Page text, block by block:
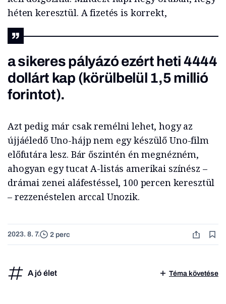
héten keresztül. A fizetés is korrekt,
a sikeres pályázó ezért heti 4444
dollárt kap (körülbelül 1,5 millió
forintot).
Azt pedig már csak remélni lehet, hogy az
újjáéledő Uno-hájp nem egy készülő Uno-film
előfutára lesz. Bár őszintén én megnézném,
ahogyan egy tucat A-listás amerikai színész –
drámai zenei aláfestéssel, 100 percen keresztül
– rezzenéstelen arccal Unozik.
2023. 8. 7. 2 perc
A jó élet Téma követése